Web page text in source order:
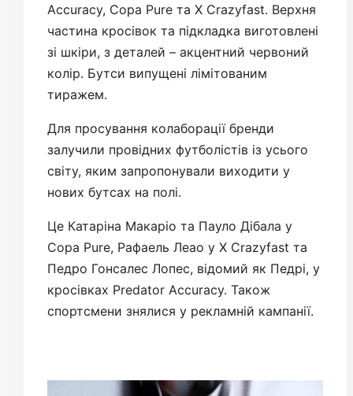
Accuracy, Copa Pure та X Crazyfast. Верхня
частина кросівок та підкладка виготовлені
зі шкіри, з деталей – акцентний червоний
колір. Бутси випущені лімітованим
тиражем.
Для просування колаборації бренди
залучили провідних футболістів із усього
світу, яким запропонували виходити у
нових бутсах на полі.
Це Катаріна Макаріо та Пауло Дібала у
Copa Pure, Рафаель Леао у X Crazyfast та
Педро Гонсалес Лопес, відомий як Педрі, у
кросівках Predator Accuracy. Також
спортсмени знялися у рекламній кампанії.